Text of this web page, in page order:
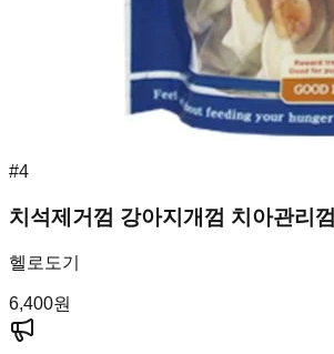
#4
치석제거껌 강아지개껌 치아관리껌
헬로도기
6,400원